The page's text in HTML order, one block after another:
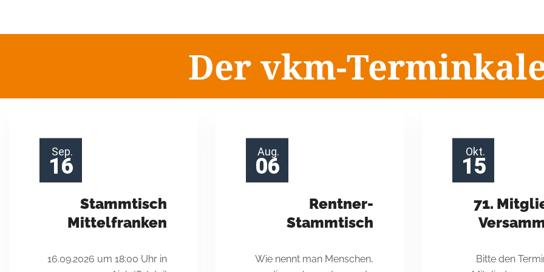
hat jahrzehntelange Erfahrungen im Dienst- und Arbeitsrecht
kirchlichen und diakonischen Bereich.
Der vkm-
Sep.
16
Stammtisch
Mittelfranken
16.09.2026 um 18:00 Uhr in
Aug.
06
Rentner-
Stammtisch
Wie nennt man Menschen,
Okt.
15
71.
Bitte den